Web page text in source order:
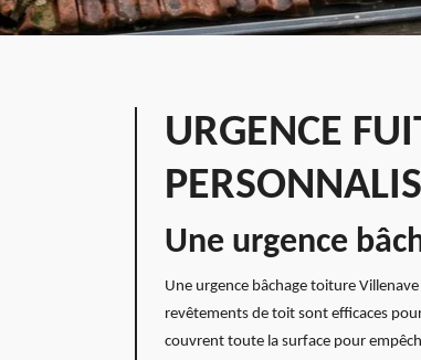
URGENCE
Une urgence
Une urgence bâchage toiture
revêtements de toit sont efficaces
couvrent toute la surface pour